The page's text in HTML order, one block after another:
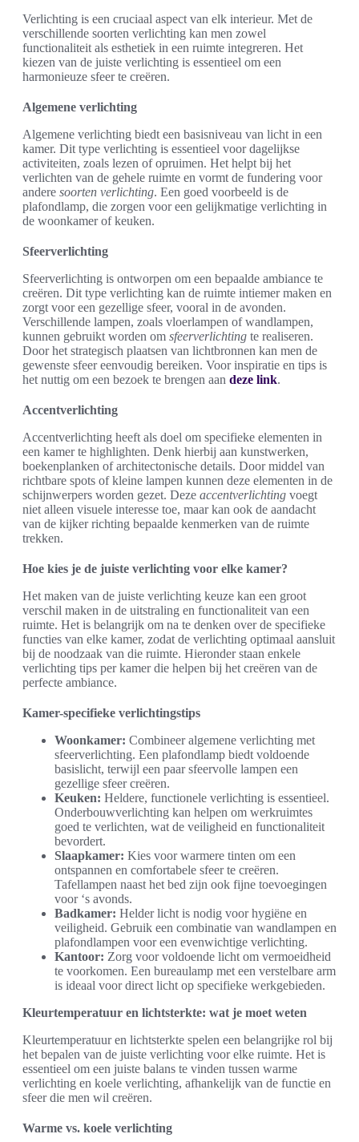
Verlichting is een cruciaal aspect van elk interieur. Met de
verschillende soorten verlichting kan men zowel
functionaliteit als esthetiek in een ruimte integreren. Het
kiezen van de juiste verlichting is essentieel om een
harmonieuze sfeer te creëren.
Algemene verlichting
Algemene verlichting biedt een basisniveau van licht in een
kamer. Dit type verlichting is essentieel voor dagelijkse
activiteiten, zoals lezen of opruimen. Het helpt bij het
verlichten van de gehele ruimte en vormt de fundering voor
andere soorten verlichting. Een goed voorbeeld is de
plafondlamp, die zorgen voor een gelijkmatige verlichting in
de woonkamer of keuken.
Sfeerverlichting
Sfeerverlichting is ontworpen om een bepaalde ambiance te
creëren. Dit type verlichting kan de ruimte intiemer maken en
zorgt voor een gezellige sfeer, vooral in de avonden.
Verschillende lampen, zoals vloerlampen of wandlampen,
kunnen gebruikt worden om sfeerverlichting te realiseren.
Door het strategisch plaatsen van lichtbronnen kan men de
gewenste sfeer eenvoudig bereiken. Voor inspiratie en tips is
het nuttig om een bezoek te brengen aan deze link.
Accentverlichting
Accentverlichting heeft als doel om specifieke elementen in
een kamer te highlighten. Denk hierbij aan kunstwerken,
boekenplanken of architectonische details. Door middel van
richtbare spots of kleine lampen kunnen deze elementen in de
schijnwerpers worden gezet. Deze accentverlichting voegt
niet alleen visuele interesse toe, maar kan ook de aandacht
van de kijker richting bepaalde kenmerken van de ruimte
trekken.
Hoe kies je de juiste verlichting voor elke kamer?
Het maken van de juiste verlichting keuze kan een groot
verschil maken in de uitstraling en functionaliteit van een
ruimte. Het is belangrijk om na te denken over de specifieke
functies van elke kamer, zodat de verlichting optimaal aansluit
bij de noodzaak van die ruimte. Hieronder staan enkele
verlichting tips per kamer die helpen bij het creëren van de
perfecte ambiance.
Kamer-specifieke verlichtingstips
Woonkamer: Combineer algemene verlichting met
sfeerverlichting. Een plafondlamp biedt voldoende
basislicht, terwijl een paar sfeervolle lampen een
gezellige sfeer creëren.
Keuken: Heldere, functionele verlichting is essentieel.
Onderbouwverlichting kan helpen om werkruimtes
goed te verlichten, wat de veiligheid en functionaliteit
bevordert.
Slaapkamer: Kies voor warmere tinten om een
ontspannen en comfortabele sfeer te creëren.
Tafellampen naast het bed zijn ook fijne toevoegingen
voor ‘s avonds.
Badkamer: Helder licht is nodig voor hygiëne en
veiligheid. Gebruik een combinatie van wandlampen en
plafondlampen voor een evenwichtige verlichting.
Kantoor: Zorg voor voldoende licht om vermoeidheid
te voorkomen. Een bureaulamp met een verstelbare arm
is ideaal voor direct licht op specifieke werkgebieden.
Kleurtemperatuur en lichtsterkte: wat je moet weten
Kleurtemperatuur en lichtsterkte spelen een belangrijke rol bij
het bepalen van de juiste verlichting voor elke ruimte. Het is
essentieel om een juiste balans te vinden tussen warme
verlichting en koele verlichting, afhankelijk van de functie en
sfeer die men wil creëren.
Warme vs. koele verlichting